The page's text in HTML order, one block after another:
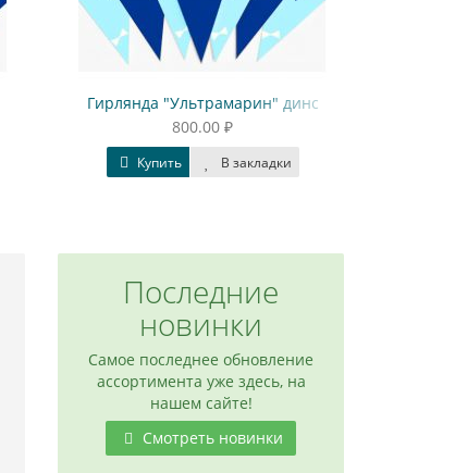
Гирлянда "Ультрамарин" динс
800.00 ₽
Купить В закладки
Последние
новинки
Самое последнее обновление
ассортимента уже здесь, на
нашем сайте!
Смотреть новинки